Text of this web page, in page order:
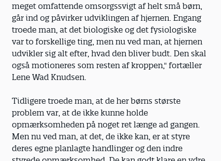
meget omfattende omsorgssvigt af helt små børn,
går ind og påvirker udviklingen af hjernen. Engang
troede man, at det biologiske og det fysiologiske
var to forskellige ting, men nu ved man, at hjernen
udvikler sig alt efter, hvad den bliver budt. Den skal
også motioneres som resten af kroppen," fortæller
Lene Wad Knudsen.
Tidligere troede man, at de her børns største
problem var, at de ikke kunne holde
opmærksomheden på noget ret længe ad gangen.
Men nu ved man, at det, de ikke kan, er at styre
deres egne planlagte handlinger og den indre